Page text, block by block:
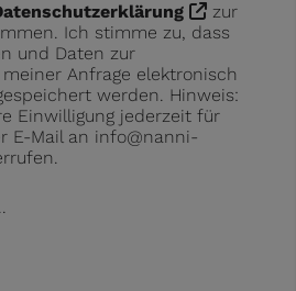
zur
Ich stimme zu, dass
und Daten zur
Anfrage elektronisch
werden. Hinweis:
Einwilligung jederzeit für
E-Mail an info@nanni-